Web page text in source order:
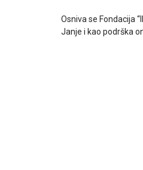
Osniva se Fondacija
Janje i kao podrška